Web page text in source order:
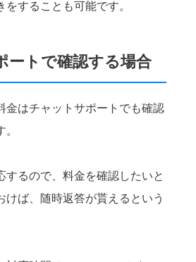
をすることも可能です。
ートで確認する場合
金はチャットサポートでも確認
するので、料金を確認したいと
けば、随時返答が貰えるという